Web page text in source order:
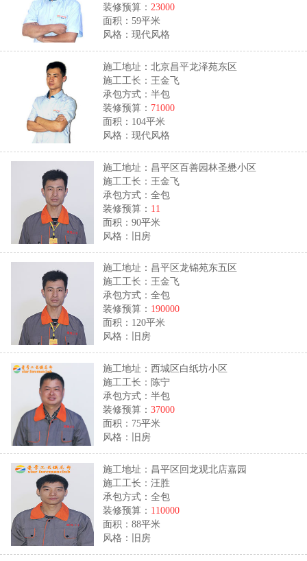
装修预算： 23000
面积：59平米
风格：现代风格
施工地址：北京昌平龙泽苑东区
施工工长：王金飞
承包方式：半包
装修预算： 71000
面积：104平米
风格：现代风格
施工地址：昌平区百善园林圣懋小区
施工工长：王金飞
承包方式：全包
装修预算： 11
面积：90平米
风格：旧房
施工地址：昌平区龙锦苑东五区
施工工长：王金飞
承包方式：全包
装修预算： 190000
面积：120平米
风格：旧房
施工地址：西城区白纸坊小区
施工工长：陈宁
承包方式：半包
装修预算：37000
面积：75平米
风格：旧房
施工地址：昌平区回龙观北店嘉园
施工工长：汪胜
承包方式：全包
装修预算： 110000
面积：88平米
风格：旧房